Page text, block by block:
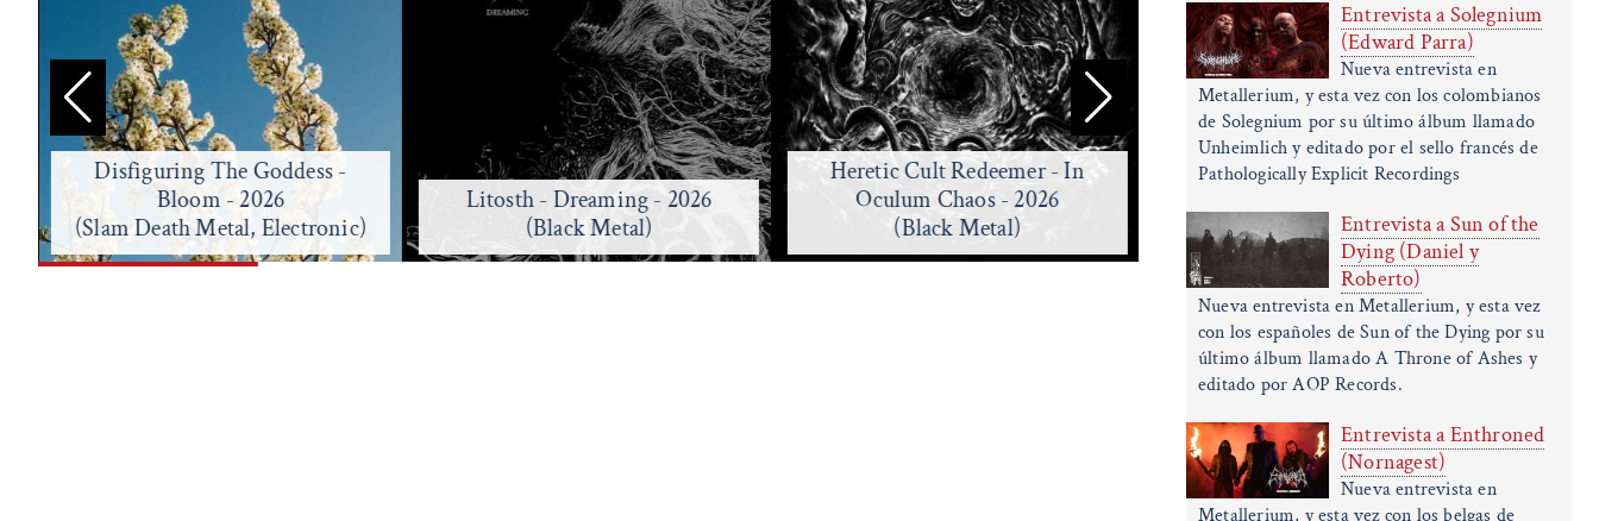
Disfiguring The Goddess -
Bloom - 2026
(Slam Death Metal, Electronic)
Litosth - Dreaming - 2026
(Black Metal)
Heretic Cult Redeemer - In
Oculum Chaos - 2026
(Black Metal)
Sallow Moth - Hydrophilous
(Progressive Death Metal)
Entrevista a Solegnium
(Edward Parra)
Nueva entrevista en
Metallerium, y esta vez con los colombianos
de Solegnium por su último álbum llamado
Unheimlich y editado por el sello francés de
Pathologically Explicit Recordings
Entrevista a Sun of the
Dying (Daniel y
Roberto)
Nueva entrevista en Metallerium, y esta vez
con los españoles de Sun of the Dying por su
último álbum llamado A Throne of Ashes y
editado por AOP Records.
Entrevista a Enthroned
(Nornagest)
Nueva entrevista en
Metallerium, y esta vez con los belgas de